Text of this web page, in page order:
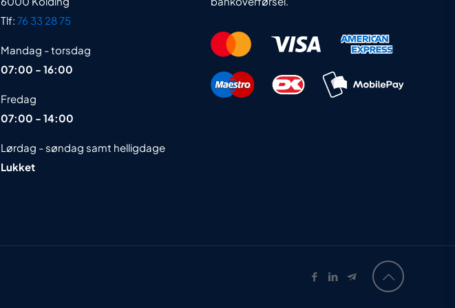
Tlf: 76 33 28 75
Mandag - torsdag
07:00 - 16:00
Fredag
07:00 - 14:00
Lørdag - søndag samt helligdage
Lukket